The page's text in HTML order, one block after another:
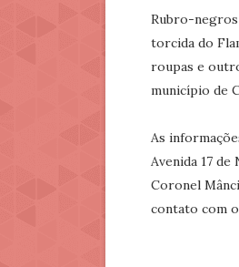
Rubro-
torcida do
roupas e
município de
As
Avenida 17
Coronel
contato com o